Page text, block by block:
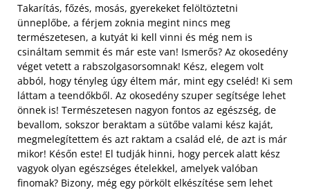
Takarítás, főzés, mosás, gyerekeket felöltöztetni
ünneplőbe, a férjem zoknia megint nincs meg
természetesen, a kutyát ki kell vinni és még nem is
csináltam semmit és már este van! Ismerős? Az okosedény
véget vetett a rabszolgasorsomnak! Kész, elegem volt
abból, hogy tényleg úgy éltem már, mint egy cseléd! Ki sem
láttam a teendőkből. Az okosedény szuper segítsége lehet
önnek is! Természetesen nagyon fontos az egészség, de
bevallom, sokszor beraktam a sütőbe valami kész kaját,
megmelegítettem és azt raktam a család elé, de azt is már
mikor! Későn este! El tudják hinni, hogy percek alatt kész
vagyok olyan egészséges ételekkel, amelyek valóban
finomak? Bizony, még egy pörkölt elkészítése sem lehet